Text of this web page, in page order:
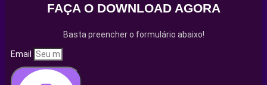
FAÇA O DOWNLOAD AGORA
Basta preencher o formulário abaixo!
Email